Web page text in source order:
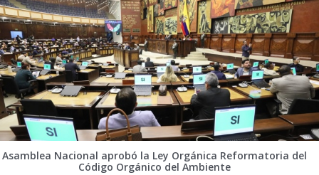
LA ASAMBLEA
LEGISLAMOS
FISCALIZAMOS
TRANSPARENCIA
PRENSA
PARTICIPACIÓN
RELACIONES INTERNACIONALES
AGENDA
Asamblea Nacional aprobó la Ley Orgánica Reformatoria del
Código Orgánico del Ambiente